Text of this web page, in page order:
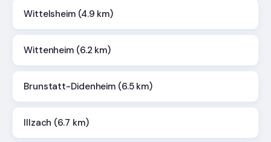
Wittelsheim (4.9 km)
Wittenheim (6.2 km)
Brunstatt-Didenheim (6.5 km)
Illzach (6.7 km)